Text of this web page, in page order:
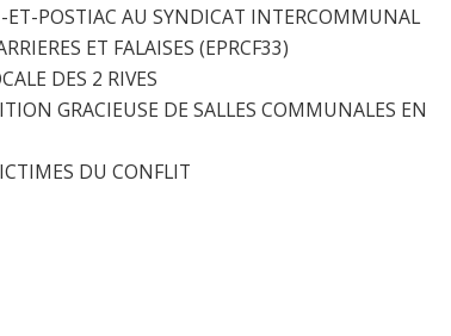
POSTIAC AU SYNDICAT INTERCOMMUNAL
ET FALAISES (EPRCF33)
DES 2 RIVES
GRACIEUSE DE SALLES COMMUNALES EN
DU CONFLIT